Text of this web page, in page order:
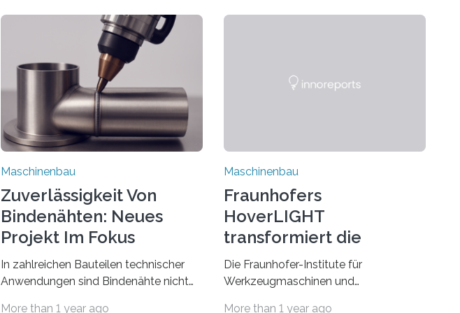
Maschinenbau
Zuverlässigkeit Von
Bindenähten: Neues
Projekt Im Fokus
In zahlreichen Bauteilen technischer
Anwendungen sind Bindenähte nicht
More than 1 year ago
Maschinenbau
Fraunhofers
HoverLIGHT
transformiert die
Dämpfung von
Werkzeugmaschinen
Die Fraunhofer-Institute für
Werkzeugmaschinen und
More than 1 year ago